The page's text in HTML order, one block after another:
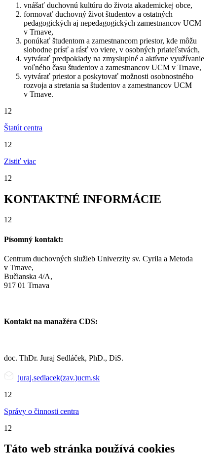
vnášať duchovnú kultúru do života akademickej obce,
formovať duchovný život študentov a ostatných
pedagogických aj nepedagogických zamestnancov UCM
v Trnave,
ponúkať študentom a zamestnancom priestor, kde môžu
slobodne prísť a rásť vo viere, v osobných priateľstvách,
vytvárať predpoklady na zmysluplné a aktívne využívanie
voľného času študentov a zamestnancov UCM v Trnave,
vytvárať priestor a poskytovať možnosti osobnostného
rozvoja a stretania sa študentov a zamestnancov UCM
v Trnave.
12
Štatút centra
12
Zistiť viac
12
KONTAKTNÉ INFORMÁCIE
12
Písomný kontakt:
Centrum duchovných služieb Univerzity sv. Cyrila a Metoda
v Trnave,
Bučianska 4/A,
917 01 Trnava
Kontakt na manažéra CDS:
doc. ThDr. Juraj Sedláček, PhD., DiS.
juraj.sedlacek(zav.)ucm.sk
12
Správy o činnosti centra
12
Táto web stránka používá cookies